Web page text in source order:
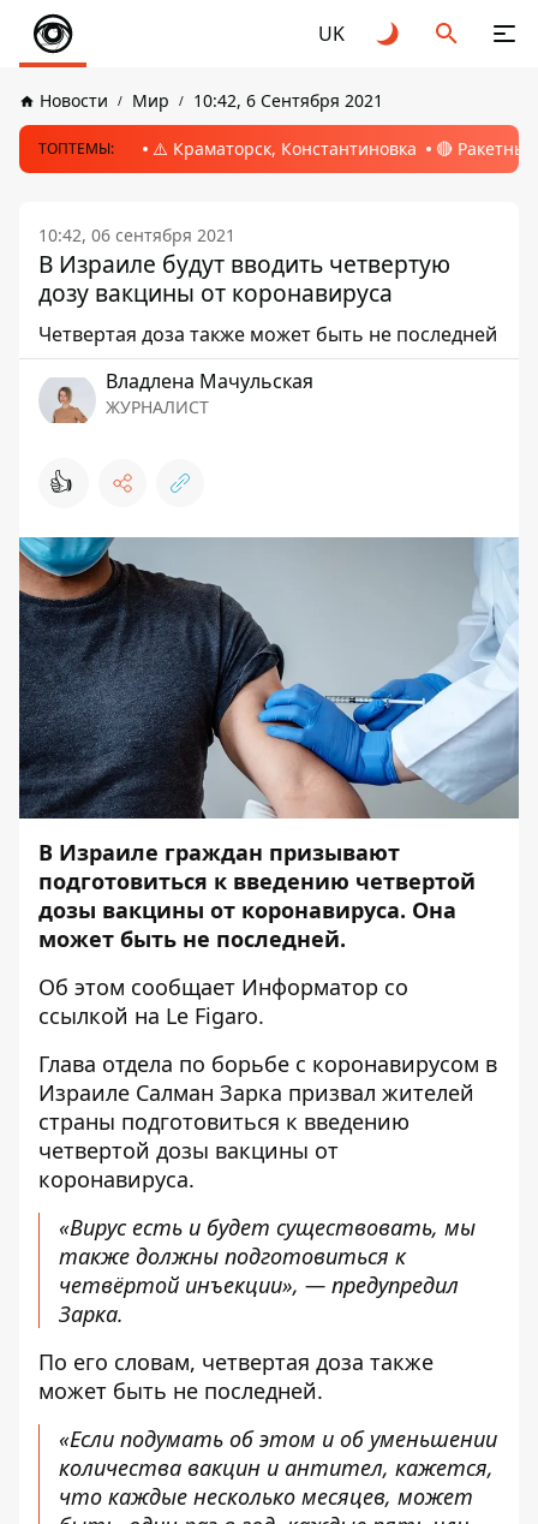
UK
Новости Мир 10:42, 6 Сентября 2021
ТОПТЕМЫ: ⚠️ Краматорск, Константиновка 🔴
10:42, 06 сентября 2021
В Израиле будут вводить четвертую
дозу вакцины от коронавируса
Четвертая доза также может быть не последней
Владлена Мачульская
ЖУРНАЛИСТ
👍
В Израиле граждан призывают
подготовиться к введению четвертой
дозы вакцины от коронавируса. Она
может быть не последней.
Об этом сообщает Информатор со
ссылкой на Le Figaro.
Глава отдела по борьбе с коронавирусом в
Израиле Салман Зарка призвал жителей
страны подготовиться к введению
четвертой дозы вакцины от
коронавируса.
«Вирус есть и будет существовать, мы
также должны подготовиться к
четвёртой инъекции», — предупредил
Зарка.
По его словам, четвертая доза также
может быть не последней.
«Если подумать об этом и об уменьшении
количества вакцин и антител, кажется,
что каждые несколько месяцев, может